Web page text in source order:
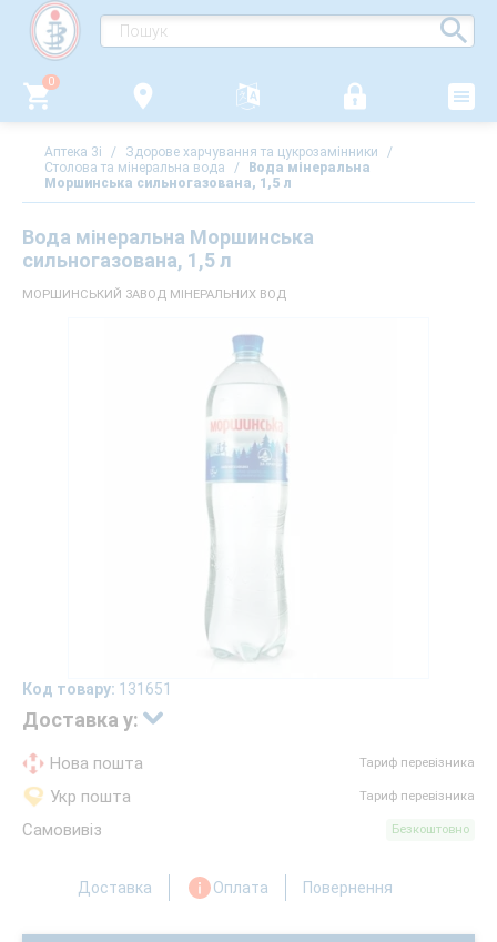
0
Аптека 3i / Здорове харчування та цукрозамінники
/
Столова та мінеральна вода
/
Вода мінеральна
Моршинська сильногазована, 1,5 л
Вода мінеральна Моршинська
сильногазована, 1,5 л
МОРШИНСЬКИЙ ЗАВОД МІНЕРАЛЬНИХ ВОД
Код товару: 131651
Доставка у:
Нова пошта Тариф перевізника
Укр пошта Тариф перевізника
Самовивіз Безкоштовно
Доставка Оплата Повернення